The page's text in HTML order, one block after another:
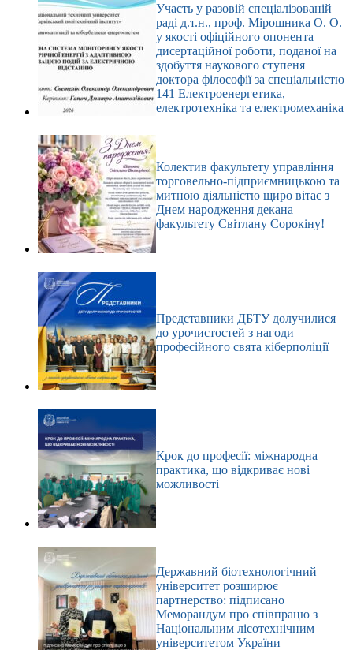
Участь у разовій спеціалізованій
раді д.т.н., проф. Мірошника О. О.
у якості офіційного опонента
дисертаційної роботи, поданої на
здобуття наукового ступеня
доктора філософії за спеціальністю
141 Електроенергетика,
електротехніка та електромеханіка
Колектив факультету управління
торговельно-підприємницькою та
митною діяльністю щиро вітає з
Днем народження декана
факультету Світлану Сорокіну!
Представники ДБТУ долучилися
до урочистостей з нагоди
професійного свята кіберполіції
Крок до професії: міжнародна
практика, що відкриває нові
можливості
Державний біотехнологічний
університет розширює
партнерство: підписано
Меморандум про співпрацю з
Національним лісотехнічним
університетом України